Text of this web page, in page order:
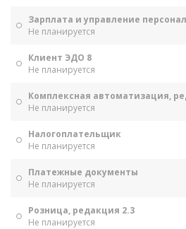
Зарплата и управление
Не планируется
Клиент ЭДО 8
Не планируется
Комплексная автоматизация,
Не планируется
Налогоплательщик
Не планируется
Платежные документы
Не планируется
Розница, редакция 2.3
Не планируется